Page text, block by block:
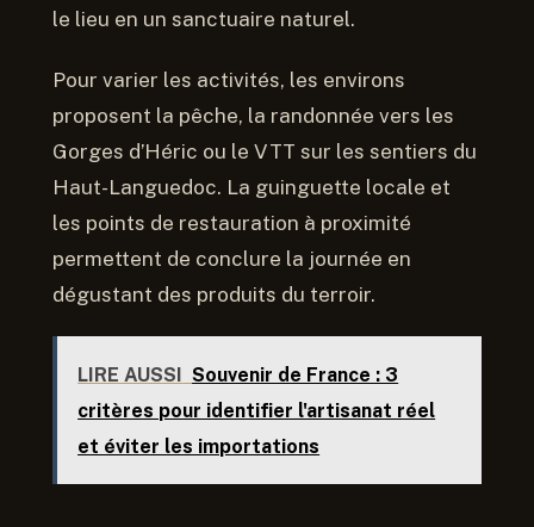
le lieu en un sanctuaire naturel.
Pour varier les activités, les environs
proposent la pêche, la randonnée vers les
Gorges d’Héric ou le VTT sur les sentiers du
Haut-Languedoc. La guinguette locale et
les points de restauration à proximité
permettent de conclure la journée en
dégustant des produits du terroir.
LIRE AUSSI
Souvenir de France : 3
critères pour identifier l'artisanat réel
et éviter les importations